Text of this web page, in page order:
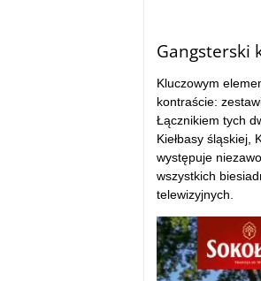
Gangsterski
Kluczowym
kontraście:
Łącznikiem tych
Kiełbasy śląskiej,
występuje
wszystkich
telewizyjnych.